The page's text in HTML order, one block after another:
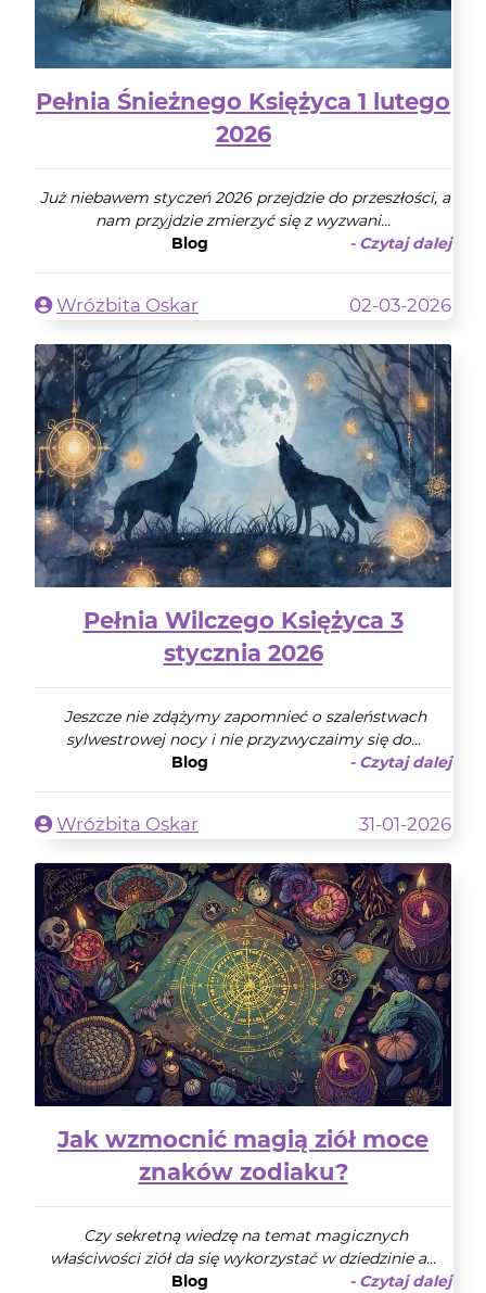
Pełnia Śnieżnego Księżyca 1 lutego
2026
Już niebawem styczeń 2026 przejdzie do przeszłości, a
nam przyjdzie zmierzyć się z wyzwani...
Blog
- Czytaj dalej
Wróżbita Oskar 02-03-2026
Pełnia Wilczego Księżyca 3
stycznia 2026
Jeszcze nie zdążymy zapomnieć o szaleństwach
sylwestrowej nocy i nie przyzwyczaimy się do...
Blog
- Czytaj dalej
Wróżbita Oskar 31-01-2026
Jak wzmocnić magią ziół moce
znaków zodiaku?
Czy sekretną wiedzę na temat magicznych
właściwości ziół da się wykorzystać w dziedzinie a...
Blog
- Czytaj dalej